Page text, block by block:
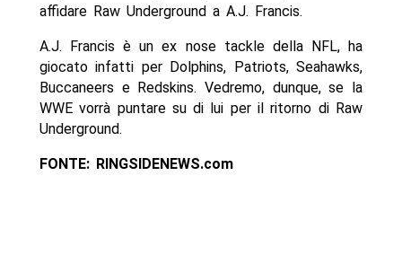
affidare Raw Underground a A.J. Francis.
A.J. Francis è un ex nose tackle della NFL, ha
giocato infatti per Dolphins, Patriots, Seahawks,
Buccaneers e Redskins. Vedremo, dunque, se la
WWE vorrà puntare su di lui per il ritorno di Raw
Underground.
FONTE: RINGSIDENEWS.com